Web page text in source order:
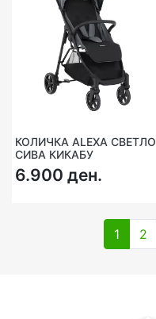
КОЛИЧКА ALEXA СВЕТЛО
СИВА КИКАБУ
6.900 ден.
1 2